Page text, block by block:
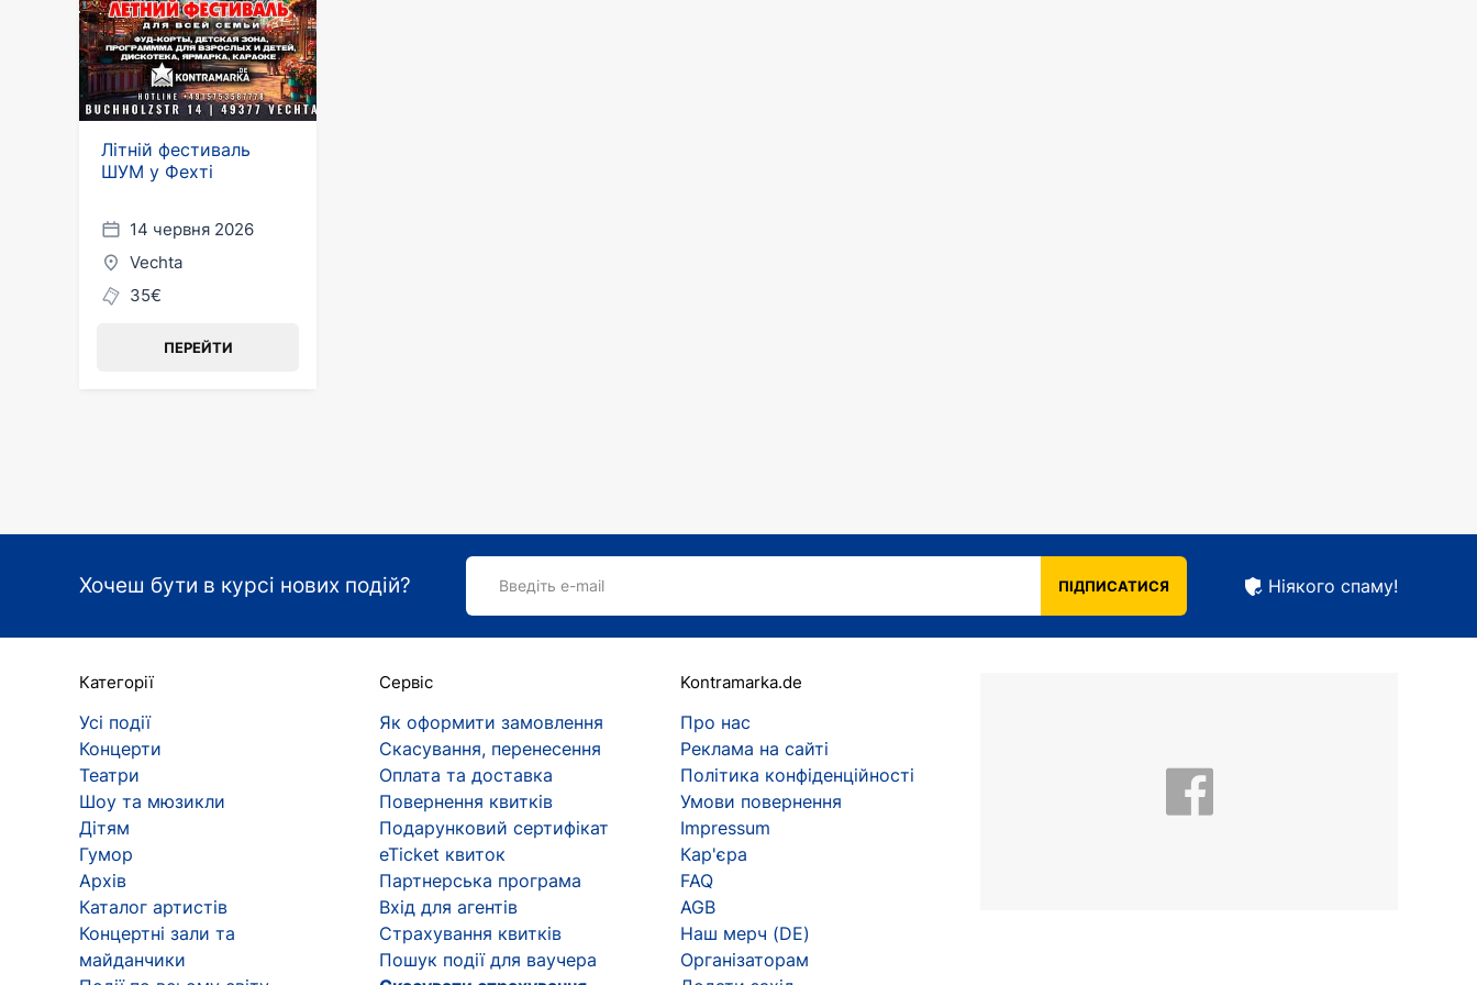
Літній фестиваль
ШУМ у Фехті
14 червня 2026
Vechta
35€
ПЕРЕЙТИ
Хочеш бути в курсі нових подій? Введіть e-mail ПІДПИСАТИСЯ Ніякого спаму!
Категорії
Усі події
Концерти
Театри
Шоу та мюзикли
Дітям
Гумор
Архів
Каталог артистів
Концертні зали та
майданчики
Сервіс
Як оформити замовлення
Скасування, перенесення
Оплата та доставка
Повернення квитків
Подарунковий сертифікат
eTicket квиток
Партнерська програма
Вхід для агентів
Страхування квитків
Пошук події для ваучера
Kontramarka.de
Про нас
Реклама на сайті
Політика конфіденційності
Умови повернення
Impressum
Кар'єра
FAQ
AGB
Наш мерч (DE)
Організаторам